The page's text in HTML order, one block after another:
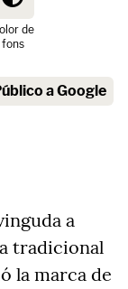
de
fons
a Google
a
tradicional
la marca de